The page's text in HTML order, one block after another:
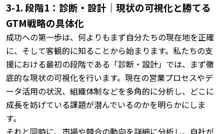
3-1. 段階1：診断・設計｜現状の可視化と勝てる
GTM戦略の具体化
成功への第一歩は、何よりもまず自分たちの現在地を正確
に、そして客観的に知ることから始まります。 私たちの支
援における最初の段階である「診断・設計」では、まず徹
底的な現状の可視化を行います。 現在の営業プロセスやデ
ータ活用の状況、組織体制などを多角的に分析し、どこに
成長を妨げている課題が潜んでいるのかを明らかにしま
す。
それと同時に、市場や競合の動向を詳細に分析し、自社が